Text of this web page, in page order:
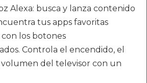
Alexa: busca y lanza contenido
tus apps favoritas
los botones
Controla el encendido, el
volumen del televisor con un